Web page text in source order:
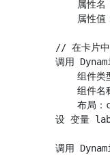
属性名
属性值
// 在卡片
调用
组件类
组件名
布局：
设 变量
调用